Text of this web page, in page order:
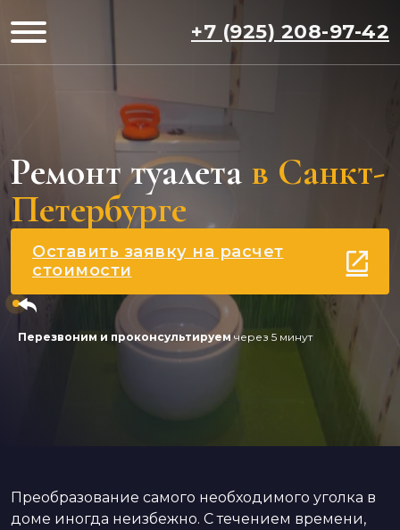
+7 (925) 208-97-42
Ремонт туалета в Санкт-
Петербурге
Оставить заявку на расчет
стоимости
Перезвоним и проконсультируемчерез 5 минут
Преобразование самого необходимого уголка в
доме иногда неизбежно. С течением времени,